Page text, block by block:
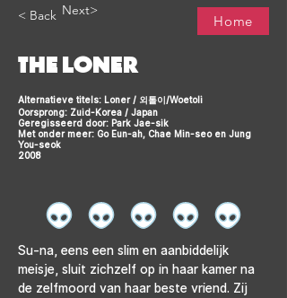
< Back Next>
Home
THE LONER
Alternatieve titels: Loner / 외톨이/Woetoli
Oorsprong: Zuid-Korea / Japan
Geregisseerd door: Park Jae-sik
Met onder meer: Go Eun-ah, Chae Min-seo en Jung
You-seok
2008
Su-na, eens een slim en aanbiddelijk
meisje, sluit zichzelf op in haar kamer na
de zelfmoord van haar beste vriend. Zij